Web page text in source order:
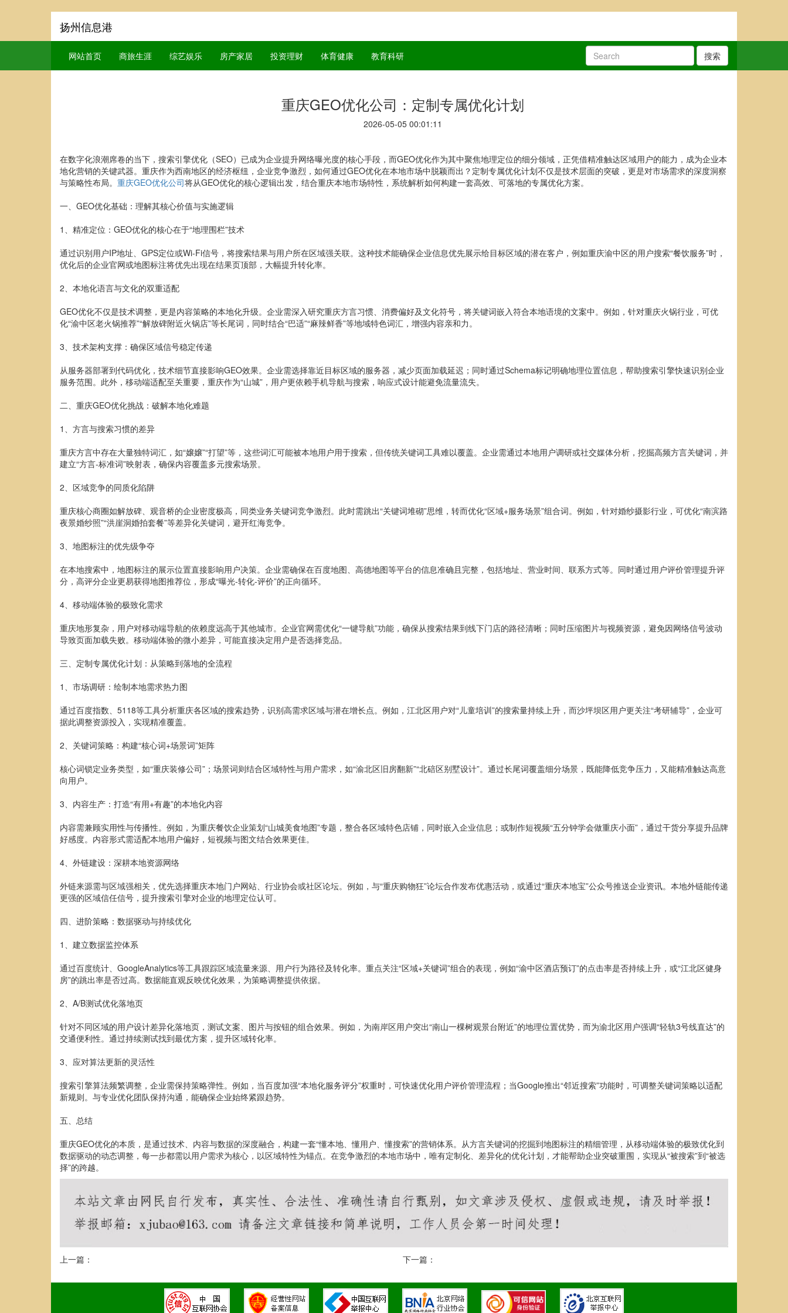
扬州信息港
网站首页 商旅生涯 综艺娱乐 房产家居 投资理财 体育健康 教育科研 搜索
重庆GEO优化公司：定制专属优化计划
2026-05-05 00:01:11
在数字化浪潮席卷的当下，搜索引擎优化（SEO）已成为企业提升网络曝光度的核心手段，而GEO优化作为其中聚焦地理定位的细分领域，正凭借精准触达区域用户的能力，成为企业本
地化营销的关键武器。重庆作为西南地区的经济枢纽，企业竞争激烈，如何通过GEO优化在本地市场中脱颖而出？定制专属优化计划不仅是技术层面的突破，更是对市场需求的深度洞察
与策略性布局。 重庆GEO优化公司将从GEO优化的核心逻辑出发，结合重庆本地市场特性，系统解析如何构建一套高效、可落地的专属优化方案。
一、GEO优化基础：理解其核心价值与实施逻辑
1、精准定位：GEO优化的核心在于“地理围栏”技术
通过识别用户IP地址、GPS定位或Wi-Fi信号，将搜索结果与用户所在区域强关联。这种技术能确保企业信息优先展示给目标区域的潜在客户，例如重庆渝中区的用户搜索“餐饮服务”时，
优化后的企业官网或地图标注将优先出现在结果页顶部，大幅提升转化率。
2、本地化语言与文化的双重适配
GEO优化不仅是技术调整，更是内容策略的本地化升级。企业需深入研究重庆方言习惯、消费偏好及文化符号，将关键词嵌入符合本地语境的文案中。例如，针对重庆火锅行业，可优
化“渝中区老火锅推荐”“解放碑附近火锅店”等长尾词，同时结合“巴适”“麻辣鲜香”等地域特色词汇，增强内容亲和力。
3、技术架构支撑：确保区域信号稳定传递
从服务器部署到代码优化，技术细节直接影响GEO效果。企业需选择靠近目标区域的服务器，减少页面加载延迟；同时通过Schema标记明确地理位置信息，帮助搜索引擎快速识别企业
服务范围。此外，移动端适配至关重要，重庆作为“山城”，用户更依赖手机导航与搜索，响应式设计能避免流量流失。
二、重庆GEO优化挑战：破解本地化难题
1、方言与搜索习惯的差异
重庆方言中存在大量独特词汇，如“嬢嬢”“打望”等，这些词汇可能被本地用户用于搜索，但传统关键词工具难以覆盖。企业需通过本地用户调研或社交媒体分析，挖掘高频方言关键词，并
建立“方言-标准词”映射表，确保内容覆盖多元搜索场景。
2、区域竞争的同质化陷阱
重庆核心商圈如解放碑、观音桥的企业密度极高，同类业务关键词竞争激烈。此时需跳出“关键词堆砌”思维，转而优化“区域+服务场景”组合词。例如，针对婚纱摄影行业，可优化“南滨路
夜景婚纱照”“洪崖洞婚拍套餐”等差异化关键词，避开红海竞争。
3、地图标注的优先级争夺
在本地搜索中，地图标注的展示位置直接影响用户决策。企业需确保在百度地图、高德地图等平台的信息准确且完整，包括地址、营业时间、联系方式等。同时通过用户评价管理提升评
分，高评分企业更易获得地图推荐位，形成“曝光-转化-评价”的正向循环。
4、移动端体验的极致化需求
重庆地形复杂，用户对移动端导航的依赖度远高于其他城市。企业官网需优化“一键导航”功能，确保从搜索结果到线下门店的路径清晰；同时压缩图片与视频资源，避免因网络信号波动
导致页面加载失败。移动端体验的微小差异，可能直接决定用户是否选择竞品。
三、定制专属优化计划：从策略到落地的全流程
1、市场调研：绘制本地需求热力图
通过百度指数、5118等工具分析重庆各区域的搜索趋势，识别高需求区域与潜在增长点。例如，江北区用户对“儿童培训”的搜索量持续上升，而沙坪坝区用户更关注“考研辅导”，企业可
据此调整资源投入，实现精准覆盖。
2、关键词策略：构建“核心词+场景词”矩阵
核心词锁定业务类型，如“重庆装修公司”；场景词则结合区域特性与用户需求，如“渝北区旧房翻新”“北碚区别墅设计”。通过长尾词覆盖细分场景，既能降低竞争压力，又能精准触达高意
向用户。
3、内容生产：打造“有用+有趣”的本地化内容
内容需兼顾实用性与传播性。例如，为重庆餐饮企业策划“山城美食地图”专题，整合各区域特色店铺，同时嵌入企业信息；或制作短视频“五分钟学会做重庆小面”，通过干货分享提升品牌
好感度。内容形式需适配本地用户偏好，短视频与图文结合效果更佳。
4、外链建设：深耕本地资源网络
外链来源需与区域强相关，优先选择重庆本地门户网站、行业协会或社区论坛。例如，与“重庆购物狂”论坛合作发布优惠活动，或通过“重庆本地宝”公众号推送企业资讯。本地外链能传递
更强的区域信任信号，提升搜索引擎对企业的地理定位认可。
四、进阶策略：数据驱动与持续优化
1、建立数据监控体系
通过百度统计、GoogleAnalytics等工具跟踪区域流量来源、用户行为路径及转化率。重点关注“区域+关键词”组合的表现，例如“渝中区酒店预订”的点击率是否持续上升，或“江北区健身
房”的跳出率是否过高。数据能直观反映优化效果，为策略调整提供依据。
2、A/B测试优化落地页
针对不同区域的用户设计差异化落地页，测试文案、图片与按钮的组合效果。例如，为南岸区用户突出“南山一棵树观景台附近”的地理位置优势，而为渝北区用户强调“轻轨3号线直达”的
交通便利性。通过持续测试找到最优方案，提升区域转化率。
3、应对算法更新的灵活性
搜索引擎算法频繁调整，企业需保持策略弹性。例如，当百度加强“本地化服务评分”权重时，可快速优化用户评价管理流程；当Google推出“邻近搜索”功能时，可调整关键词策略以适配
新规则。与专业优化团队保持沟通，能确保企业始终紧跟趋势。
五、总结
重庆GEO优化的本质，是通过技术、内容与数据的深度融合，构建一套“懂本地、懂用户、懂搜索”的营销体系。从方言关键词的挖掘到地图标注的精细管理，从移动端体验的极致优化到
数据驱动的动态调整，每一步都需以用户需求为核心，以区域特性为锚点。在竞争激烈的本地市场中，唯有定制化、差异化的优化计划，才能帮助企业突破重围，实现从“被搜索”到“被选
择”的跨越。
上一篇： 下一篇：